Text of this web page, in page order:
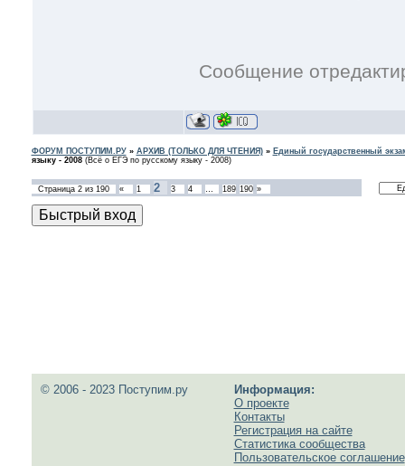
Сообщение
ФОРУМ ПОСТУПИМ.РУ» АРХИВ (ТОЛЬКО ДЛЯ ЧТЕНИЯ)» Единый государственный
языку - 2008 (Всё о ЕГЭ по русскому языку - 2008)
Страница 2из 190 « 1 2 3 4 … 189 190 »
© 2006 - 2023 Поступим.ру
Информация:
О проекте
Контакты
Регистрация на сайте
Статистика сообщества
Пользовательское соглашение